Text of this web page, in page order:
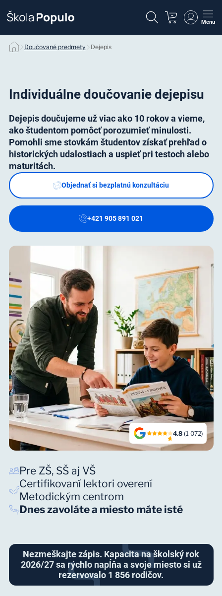
Menu
Doučované predmety
Dejepis
4.8(1 072)
Individuálne doučovanie dejepisu
Dejepis doučujeme už viac ako 10 rokov a vieme,
ako študentom pomôcť porozumieť minulosti.
Pomohli sme stovkám študentov získať prehľad o
historických udalostiach a uspieť pri testoch alebo
maturitách.
Objednať si bezplatnú konzultáciu
+421 905 891 021
Pre ZŠ, SŠ aj VŠ
Certifikovaní lektori overení
Metodickým centrom
Dnes zavoláte a miesto máte isté
Nezmeškajte zápis. Kapacita na školský rok
2026/27 sa rýchlo napĺňa a svoje miesto si už
rezervovalo 1 856 rodičov.